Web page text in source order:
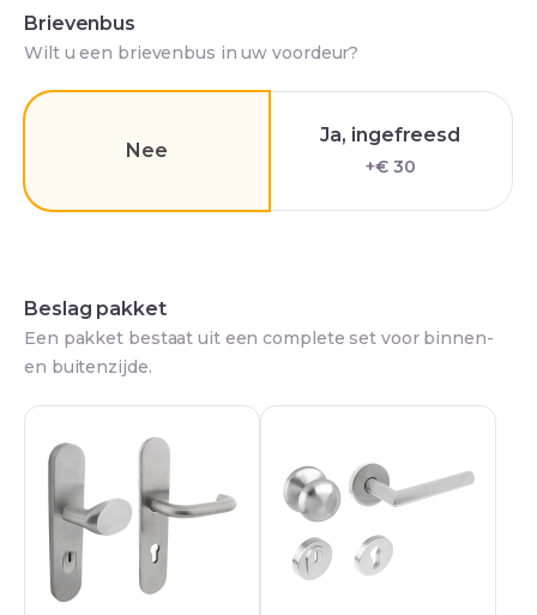
Brievenbus
Wilt u een brievenbus in uw voordeur?
Nee
Ja, ingefreesd
+€ 30
Beslag pakket
Een pakket bestaat uit een complete set voor binnen-
en buitenzijde.